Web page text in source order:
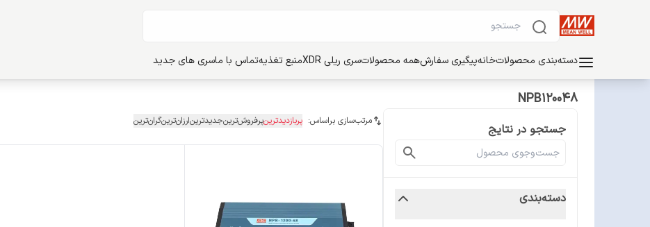
دسته‌بندی محصولاتخانهپیگیری سفارشهمه محصولاتسری ریلی XDR منبع تغذیهتماس با ماسری های جدید
NPB120048
جستجو در نتایج
دسته‌بندی
مرتب‌سازی براساس: پربازدیدترینپرفروش‌ترینجدیدترینارزان‌ترینگران‌ترین